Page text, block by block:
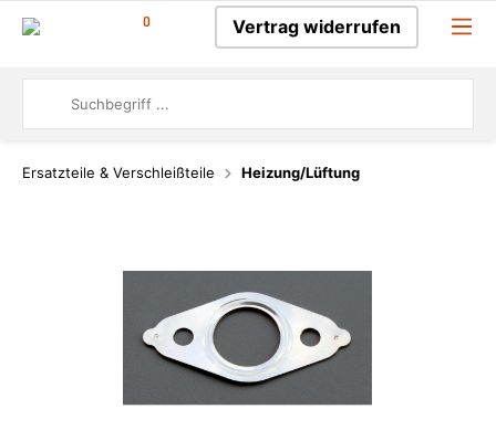
0 Vertrag widerrufen
Ersatzteile & Verschleißteile Heizung/Lüftung